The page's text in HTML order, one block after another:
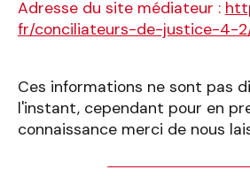
Adresse du site médiateur :
fr/conciliateurs-de-justice-4-
Ces informations ne sont pas
l'instant, cependant pour en
connaissance merci de nous